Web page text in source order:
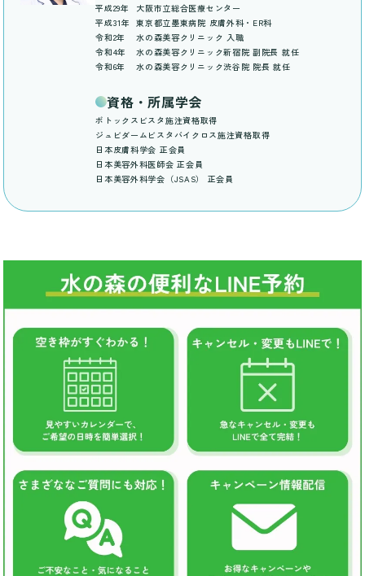
平成29年
大阪市立総合医療センター
平成31年
東京都立墨東病院 皮膚外科・ER科
令和2年
水の森美容クリニック 入職
令和4年
水の森美容クリニック新宿院 副院長 就任
令和6年
水の森美容クリニック渋谷院 院長 就任
資格・所属学会
ボトックスビスタ施注資格取得
ジュビダームビスタバイクロス施注資格取得
日本皮膚科学会 正会員
日本美容外科医師会 正会員
日本美容外科学会（JSAS） 正会員